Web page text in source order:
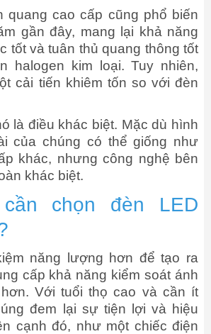
quang cao cấp cũng phổ biến
gần đây, mang lại khả năng
tốt và tuân thủ quang thông tốt
halogen kim loại. Tuy nhiên,
cải tiến khiêm tốn so với đèn
là điều khác biệt. Mặc dù hình
của chúng có thể giống như
khác, nhưng công nghệ bên
khác biệt.
chọn đèn LED
năng lượng hơn để tạo ra
cấp khả năng kiểm soát ánh
Với tuổi thọ cao và cần ít
đem lại sự tiện lợi và hiệu
cạnh đó, như một chiếc điện